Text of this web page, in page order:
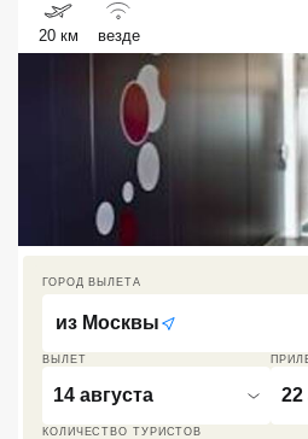
20 км везде
ВЫЛЕТ
14 августа 22
КОЛИЧЕСТВО ТУРИСТОВ
ГОРОД ВЫЛЕТА
из Москвы
Южный Гоа
Большой Сочи
Кав Мин Воды
ТОП 10 лучших отелей 5*
ТОП 10 недорогих отелей